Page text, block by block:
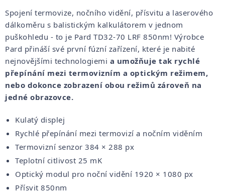
Spojení termovize, nočního vidění, přísvitu a laserového
dálkoměru s balistickým kalkulátorem v jednom
puškohledu - to je Pard TD32-70 LRF 850nm! Výrobce
Pard přináší své první fúzní zařízení, které je nabité
nejnovějšími technologiemi a umožňuje tak rychlé
přepínání mezi termovizním a optickým režimem,
nebo dokonce zobrazení obou režimů zároveň na
jedné obrazovce.
Kulatý displej
Rychlé přepínání mezi termovizí a nočním viděním
Termovizní senzor 384 × 288 px
Teplotní citlivost 25 mK
Optický modul pro noční vidění 1920 × 1080 px
Přísvit 850nm